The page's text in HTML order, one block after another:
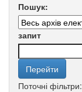
Пошук:
запит
Поточні фільтри: